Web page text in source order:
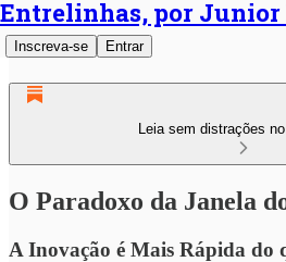
Entrelinhas, por
Inscreva-se Entrar
Leia sem distrações
O Paradoxo da Janela
A Inovação é Mais Rápida do